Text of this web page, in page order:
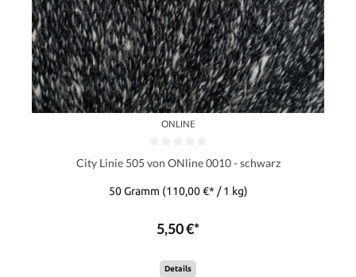
ONLINE
City Linie 505 von ONline 0010 - schwarz
50 Gramm (110,00 €* / 1 kg)
5,50 €*
Details